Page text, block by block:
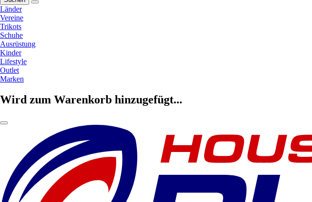
Länder
Vereine
Trikots
Schuhe
Ausrüstung
Kinder
Lifestyle
Outlet
Marken
Wird zum Warenkorb hinzugefügt...